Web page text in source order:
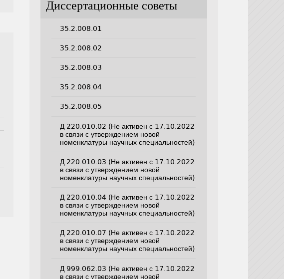
Диссертационные советы
35.2.008.01
35.2.008.02
35.2.008.03
35.2.008.04
35.2.008.05
Д 220.010.02 (Не активен с 17.10.2022
в связи с утверждением новой
номенклатуры научных специальностей)
Д 220.010.03 (Не активен с 17.10.2022
в связи с утверждением новой
номенклатуры научных специальностей)
Д 220.010.04 (Не активен с 17.10.2022
в связи с утверждением новой
номенклатуры научных специальностей)
Д 220.010.07 (Не активен с 17.10.2022
в связи с утверждением новой
номенклатуры научных специальностей)
Д 999.062.03 (Не активен с 17.10.2022
в связи с утверждением новой